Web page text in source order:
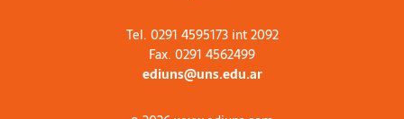
Tel. 0291 4595173 int 2092
Fax. 0291 4562499
ediuns@uns.edu.ar